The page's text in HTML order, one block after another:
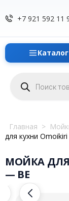
+7 921 592 11
Каталог
товаров
Главная >
для кухни
МОЙКА ДЛЯ
— BE